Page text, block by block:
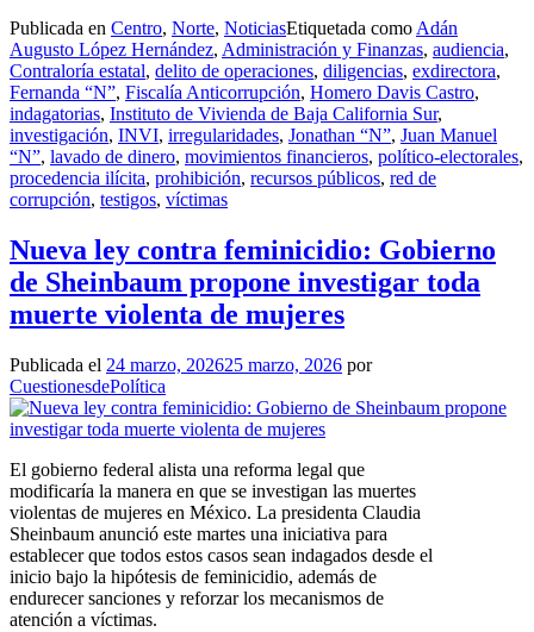
Publicada en Centro, Norte, NoticiasEtiquetada comoAdán
Augusto López Hernández, Administración y Finanzas, audiencia,
Contraloría estatal, delito de operaciones, diligencias, exdirectora,
Fernanda “N”, Fiscalía Anticorrupción, Homero Davis Castro,
indagatorias, Instituto de Vivienda de Baja California Sur,
investigación, INVI, irregularidades, Jonathan “N”, Juan Manuel
“N”, lavado de dinero, movimientos financieros, político-electorales,
procedencia ilícita, prohibición, recursos públicos, red de
corrupción, testigos, víctimas
Nueva ley contra feminicidio: Gobierno
de Sheinbaum propone investigar toda
muerte violenta de mujeres
Publicada el 24 marzo, 202625 marzo, 2026 por
CuestionesdePolítica
El gobierno federal alista una reforma legal que
modificaría la manera en que se investigan las muertes
violentas de mujeres en México. La presidenta Claudia
Sheinbaum anunció este martes una iniciativa para
establecer que todos estos casos sean indagados desde el
inicio bajo la hipótesis de feminicidio, además de
endurecer sanciones y reforzar los mecanismos de
atención a víctimas.